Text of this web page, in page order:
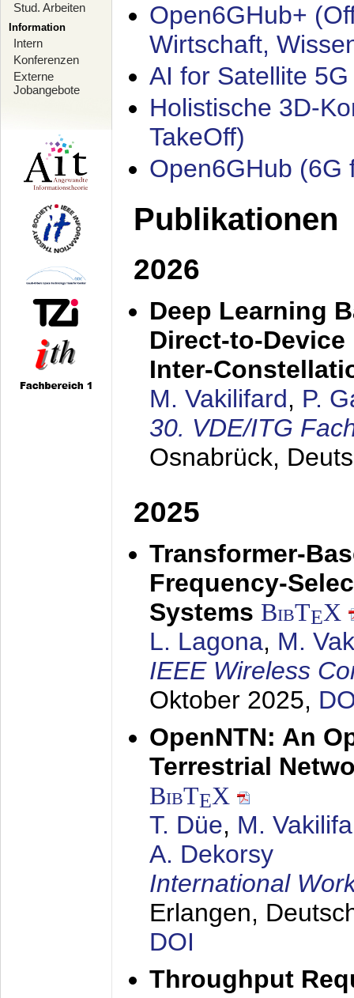
Stud. Arbeiten
Information
Intern
Konferenzen
Externe
Jobangebote
Open6GHub+
Wirtschaft,
AI for Satellite
Holistische 3D-
TakeOff)
Open6GHub (6G
Publikationen
2026
Deep Learning
Direct-to-
Inter-
M. Vakilifard, P.
30. VDE/ITG
Osnabrück,
2025
Transformer-
Frequency-
Systems BibTEX
L. Lagona, M.
IEEE Wireless
Oktober 2025,
OpenNTN: An
Terrestrial
BibTEX
T. Düe, M.
A. Dekorsy
International
Erlangen,
DOI
Throughput